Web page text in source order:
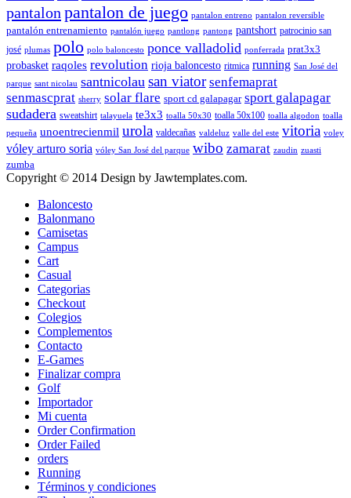
pantalon pantalon de juego pantalon entreno pantalon reversible
pantalón entrenamiento pantalón juego pantlong pantong pantshort patrocinio san
josé plumas polo polo baloncesto ponce valladolid ponferrada prat3x3
probasket raqoles revolution rioja baloncesto ritmica running San José del
parque sant nicolau santnicolau san viator senfemaprat
senmascprat sherry solar flare sport cd galapagar sport galapagar
sudadera sweatshirt talayuela te3x3 toalla 50x30 toalla 50x100 toalla algodon toalla
pequeña unoentrecienmil urola valdecañas valdeluz valle del este vitoria voley
vóley arturo soria vóley San José del parque wibo zamarat zaudin zuasti
zumba
Copyright © 2014 Design by Jawtemplates.com.
Baloncesto
Balonmano
Camisetas
Campus
Cart
Casual
Categorias
Checkout
Colegios
Complementos
Contacto
E-Games
Finalizar compra
Golf
Importador
Mi cuenta
Order Confirmation
Order Failed
orders
Running
Términos y condiciones